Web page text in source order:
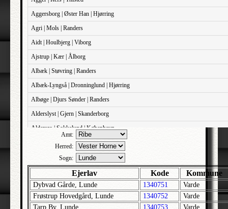
Aggersborg | Øster Han | Hjørring
Agri | Mols | Randers
Aidt | Houlbjerg | Viborg
Ajstrup | Kær | Ålborg
Albæk | Støvring | Randers
Albæk-Lyngså | Dronninglund | Hjørring
Albøge | Djurs Sønder | Randers
Alderslyst | Gjern | Skanderborg
Aldersro | Sokkelund | København
Allehelgens | Sokkelund | København
Aller | Sønder Tyrstrup | Haderslev
Allerslev | Bårse | Præstø
Allerslev | Voldborg | Roskilde
Allerup | Åsum | Odense
Amt:
Herred:
Sogn:
Ejerlav Kode Kommune
Dybvad Gårde, Lunde 1340751
Varde
Frøstrup Hovedgård, Lunde
1340752
Varde
Tarp By, Lunde
1340753 Varde